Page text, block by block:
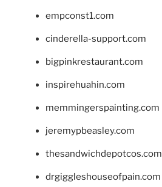
empconst1.com
cinderella-support.com
bigpinkrestaurant.com
inspirehuahin.com
memmingerspainting.com
jeremypbeasley.com
thesandwichdepotcos.com
drgiggleshouseofpain.com